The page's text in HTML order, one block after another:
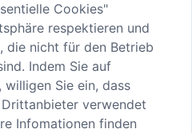
161.jpg
2100x3150 3.7 MB
Cookies"
respektieren und
die nicht für den Betrieb
Indem Sie auf
Sie ein, dass
verwendet
Infomationen finden